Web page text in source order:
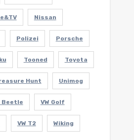
Nissan
Polizei Porsche
Tooned Toyota
Hunt Unimog
Beetle VW Golf
VW T2 Wiking